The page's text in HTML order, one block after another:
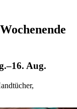
Aug.